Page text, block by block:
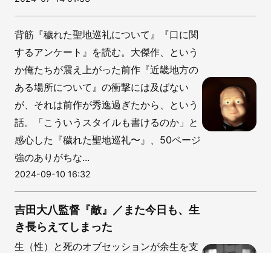
背筋『穢れた聖地巡礼について』『口に関
するアンケート』を読む。大傑作、という
か俺たちが震え上がった前作『近畿地方の
ある場所について』の衝撃には及ばない
が、それは前作が秀逸過ぎたから、という
話。「こういうスタイルも書けるのか」と
感心した『穢れた聖地巡礼〜』、50ページ
強のありがちな...
2024-09-10 16:32
吉田大八監督『敵』／また今日も、生
き長らえてしまった
生（性）と死のオブセッションが余生を支